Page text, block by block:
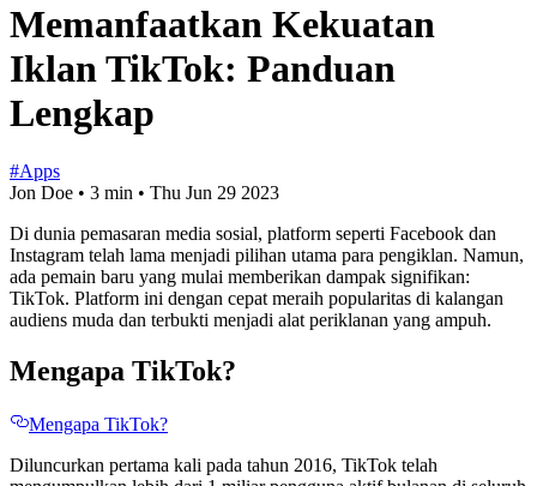
Memanfaatkan Kekuatan
Iklan TikTok: Panduan
Lengkap
#Apps
Jon Doe • 3 min • Thu Jun 29 2023
Di dunia pemasaran media sosial, platform seperti Facebook dan
Instagram telah lama menjadi pilihan utama para pengiklan. Namun,
ada pemain baru yang mulai memberikan dampak signifikan:
TikTok. Platform ini dengan cepat meraih popularitas di kalangan
audiens muda dan terbukti menjadi alat periklanan yang ampuh.
Mengapa TikTok?
Mengapa TikTok?
Diluncurkan pertama kali pada tahun 2016, TikTok telah